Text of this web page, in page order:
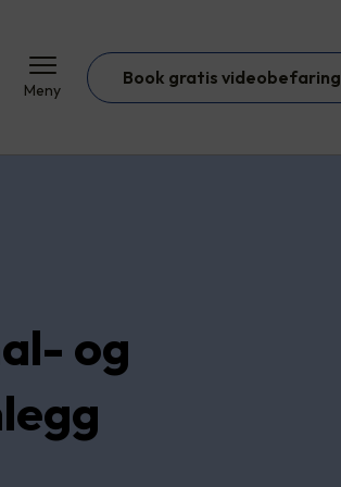
Meny
Book gratis videobefaring
og